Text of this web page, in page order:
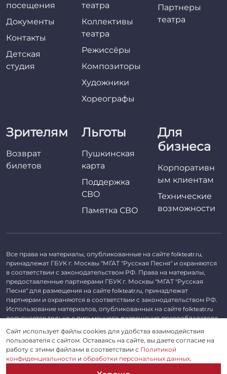
посещения
Документы
Контакты
Детская
студия
театра
Коллективы
театра
Режиссёры
Композиторы
Художники
Хореографы
Партнеры
театра
Зрителям
Возврат
билетов
Льготы
Пушкинская
карта
Поддержка
СВО
Памятка СВО
Для
бизнеса
Корпоративн
ым клиентам
Технические
возможности
Все права на материалы, опубликованные на сайте folkteatr.ru,
принадлежат ГБУК г. Москвы "МГАТ "Русская Песня" и охраняются
в соответствии с законодательством РФ. Права на материалы,
предоставленные партнерами ГБУК г. Москвы "МГАТ "Русская
Песня" для размещения на сайте folkteatr.ru, принадлежат
партнерам и охраняются в соответствии с законодательством РФ.
Использование материалов, опубликованных на сайте folkteatr.ru
допускается только с письменного разрешения правообладателя.
©2026 ГБУК г. Москвы «МГАТ «Русская песня». ОГРН 1027739279182,
ИНН 7714039052.
Пользовательское соглашение
Сайт использует файлы cookies для удобства взаимодействия
пользователя с сайтом. Оставаясь на сайте, вы даете согласие на
работу с этими файлами в соответствии с Политикой
конфиденциальности и обработки персональных данных.